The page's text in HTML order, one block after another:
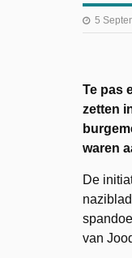
5
Te pas
zetten
waren
De
van